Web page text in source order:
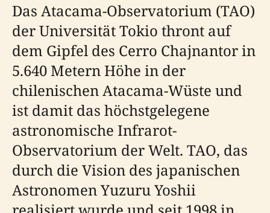
Das Atacama-Observatorium (TAO)
der Universität Tokio thront auf
dem Gipfel des Cerro Chajnantor in
5.640 Metern Höhe in der
chilenischen Atacama-Wüste und
ist damit das höchstgelegene
astronomische Infrarot-
Observatorium der Welt. TAO, das
durch die Vision des japanischen
Astronomen Yuzuru Yoshii